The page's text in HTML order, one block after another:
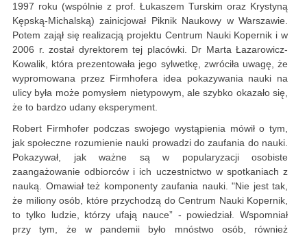
1997 roku (wspólnie z prof. Łukaszem Turskim oraz Krystyną
Kępską-Michalską) zainicjował Piknik Naukowy w Warszawie.
Potem zajął się realizacją projektu Centrum Nauki Kopernik i w
2006 r. został dyrektorem tej placówki. Dr Marta Łazarowicz-
Kowalik, która prezentowała jego sylwetkę, zwróciła uwagę, że
wypromowana przez Firmhofera idea pokazywania nauki na
ulicy była może pomysłem nietypowym, ale szybko okazało się,
że to bardzo udany eksperyment.
Robert Firmhofer podczas swojego wystąpienia mówił o tym,
jak społeczne rozumienie nauki prowadzi do zaufania do nauki.
Pokazywał, jak ważne są w popularyzacji osobiste
zaangażowanie odbiorców i ich uczestnictwo w spotkaniach z
nauką. Omawiał też komponenty zaufania nauki. "Nie jest tak,
że miliony osób, które przychodzą do Centrum Nauki Kopernik,
to tylko ludzie, którzy ufają nauce” - powiedział. Wspomniał
przy tym, że w pandemii było mnóstwo osób, również